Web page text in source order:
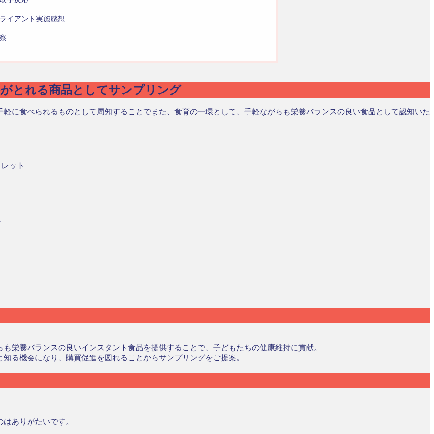
イアント実施感想
とれる商品としてサンプリング
に食べられるものとして周知することでまた、食育の一環として、手軽ながらも栄養バランスの良い食品として認知いた
ット
栄養バランスの良いインスタント食品を提供することで、子どもたちの健康維持に貢献。
る機会になり、購買促進を図れることからサンプリングをご提案。
ありがたいです。